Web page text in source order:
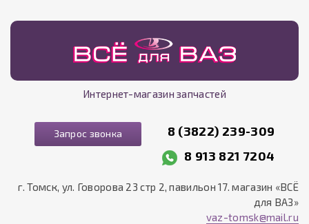
Интернет-магазин запчастей
Запрос звонка
8 (3822) 239-309
8 913 821 7204
г. Томск, ул. Говорова 23 стр 2, павильон 17. магазин «ВСЁ
для ВАЗ»
vaz-tomsk@mail.ru